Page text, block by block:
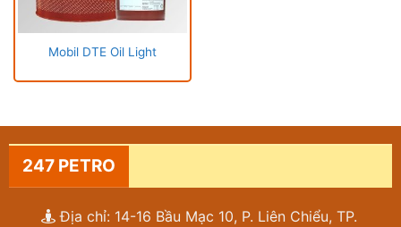
Mobil DTE Oil Light
247 PETRO
Địa chỉ: 14-16 Bầu Mạc 10, P. Liên Chiểu, TP.